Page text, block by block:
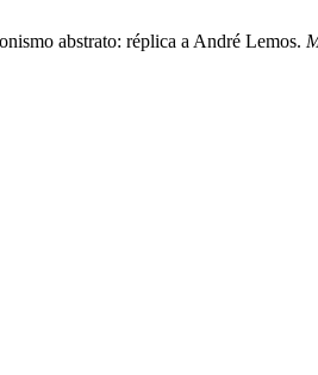
abstrato: réplica a André Lemos.